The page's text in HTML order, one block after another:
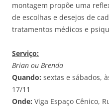
montagem propõe uma
de escolhas e desejos de
tratamentos médicos e
Serviço:
Brian ou Brenda
Quando: sextas e sábados,
17/11
Onde: Viga Espaço Cênico,